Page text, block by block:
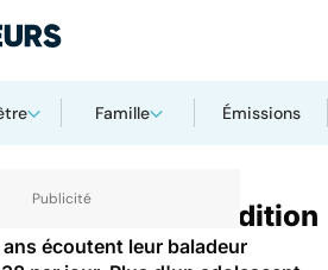
Famille Émissions
leur audition
ans écoutent leur baladeur